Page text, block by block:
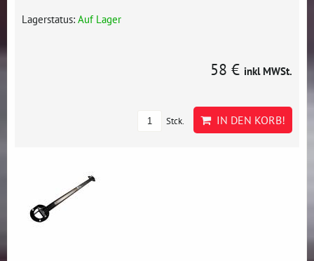
Lagerstatus: Auf Lager
58 € inkl MWSt.
Stck. IN DEN KORB!